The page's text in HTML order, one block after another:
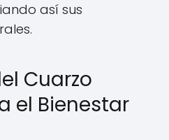
así sus
Cuarzo
el Bienestar